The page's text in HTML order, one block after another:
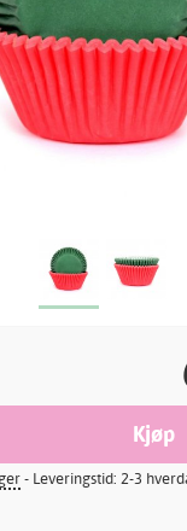
- Leveringstid: 2-3